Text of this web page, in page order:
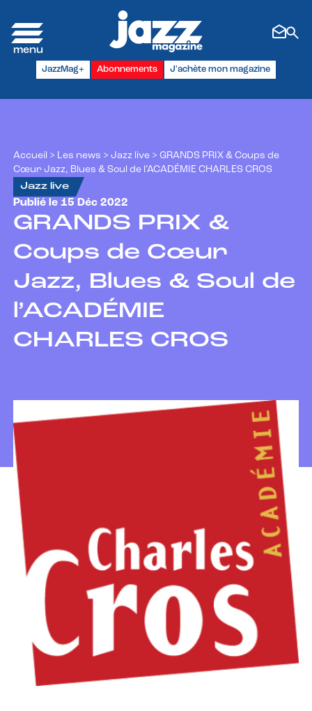
JazzMag+ Abonnements J'achète mon magazine
Accueil > Les news > Jazz live > GRANDS PRIX & Coups de
Cœur Jazz, Blues & Soul de l’ACADÉMIE CHARLES CROS
Jazz live
Publié le 15 Déc 2022
GRANDS PRIX &
Coups de Cœur
Jazz, Blues & Soul de
l’ACADÉMIE
CHARLES CROS